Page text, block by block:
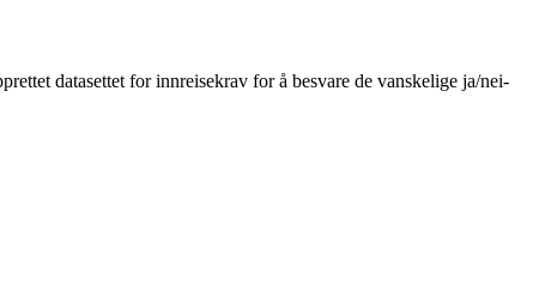
datasettet for innreisekrav for å besvare de vanskelige ja/nei-